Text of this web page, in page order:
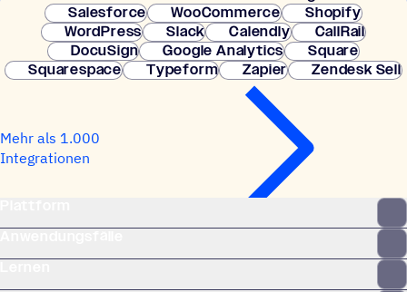
Salesforce
WooCommerce
Shopify
WordPress
Slack Calendly
CallRail
DocuSign
Google Analytics
Square
Squarespace
Typeform Zapier Zendesk Sell
Mehr als 1.000
Integrationen